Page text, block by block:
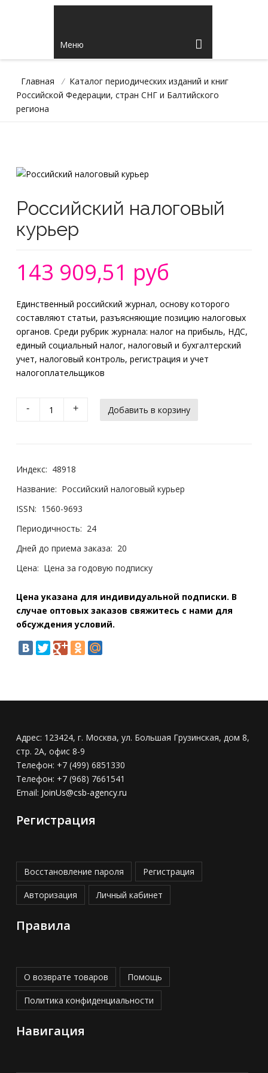
Меню
Главная / Каталог периодических изданий и книг
Российской Федерации, стран СНГ и Балтийского
региона
Российский налоговый
курьер
143 909,51 руб
Единственный российский журнал, основу которого
составляют статьи, разъясняющие позицию налоговых
органов. Среди рубрик журнала: налог на прибыль, НДС,
единый социальный налог, налоговый и бухгалтерский
учет, налоговый контроль, регистрация и учет
налогоплательщиков
- +
Индекс: 48918
Название: Российский налоговый курьер
ISSN: 1560-9693
Периодичность: 24
Дней до приема заказа: 20
Цена: Цена за годовую подписку
Цена указана для индивидуальной подписки. В
случае оптовых заказов свяжитесь с нами для
обсуждения условий.
Адрес: 123424, г. Москва, ул. Большая Грузинская, дом 8,
стр. 2А, офис 8-9
Телефон: +7 (499) 6851330
Телефон: +7 (968) 7661541
Email: JoinUs@csb-agency.ru
Регистрация
Восстановление пароля Регистрация
Авторизация Личный кабинет
Правила
О возврате товаров Помощь
Политика конфиденциальности
Навигация